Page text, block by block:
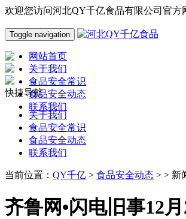
欢迎您访问河北QY千亿食品有限公司官方
Toggle navigation
网站首页
关于我们
食品安全常识
食品安全动态
联系我们
快捷导航
关于我们
食品安全常识
食品安全动态
联系我们
当前位置： QY千亿 > 食品安全动态 > > 新
齐鲁网•闪电旧事12